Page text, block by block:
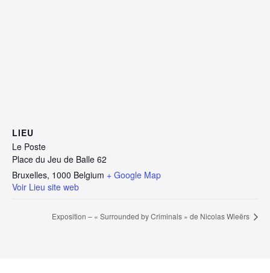
LIEU
Le Poste
Place du Jeu de Balle 62
Bruxelles, 1000 Belgium + Google Map
Voir Lieu site web
Exposition – « Surrounded by Criminals » de Nicolas Wieërs